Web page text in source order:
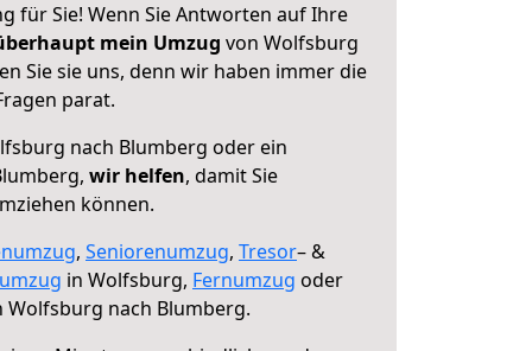
für Sie! Wenn Sie Antworten auf Ihre
mein Umzug von Wolfsburg
Sie sie uns, denn wir haben immer die
parat.
nach Blumberg oder ein
wir helfen, damit Sie
können.
, Seniorenumzug, Tresor– &
in Wolfsburg, Fernumzug oder
nach Blumberg.